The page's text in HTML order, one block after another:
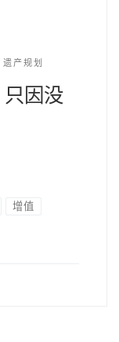
遗产规划
只因没
增值